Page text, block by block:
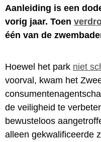
Aanleiding is een
vorig jaar. Toen
één van de
Hoewel het park niet
voorval, kwam het
de veiligheid te
bewusteloos
alleen gekwalificeerde